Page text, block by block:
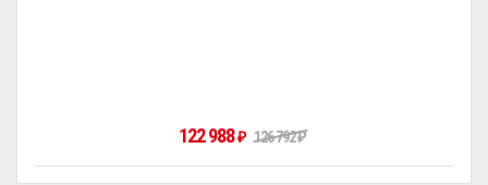
122 988₽ 126 792₽